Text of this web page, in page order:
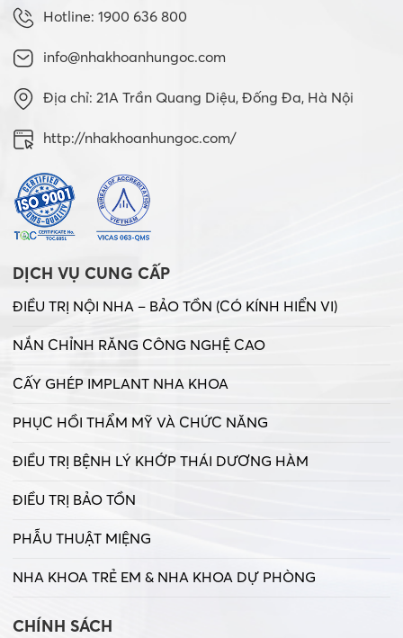
Hotline: 1900 636 800
info@nhakhoanhungoc.com
Địa chỉ: 21A Trần Quang Diệu, Đống Đa, Hà Nội
http://nhakhoanhungoc.com/
DỊCH VỤ CUNG CẤP
ĐIỀU TRỊ NỘI NHA – BẢO TỒN (CÓ KÍNH HIỂN VI)
NẮN CHỈNH RĂNG CÔNG NGHỆ CAO
CẤY GHÉP IMPLANT NHA KHOA
PHỤC HỒI THẨM MỸ VÀ CHỨC NĂNG
ĐIỀU TRỊ BỆNH LÝ KHỚP THÁI DƯƠNG HÀM
ĐIỀU TRỊ BẢO TỒN
PHẪU THUẬT MIỆNG
NHA KHOA TRẺ EM & NHA KHOA DỰ PHÒNG
CHÍNH SÁCH